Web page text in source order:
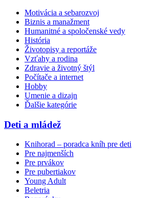
Motivácia a sebarozvoj
Biznis a manažment
Humanitné a spoločenské vedy
História
Životopisy a reportáže
Vzťahy a rodina
Zdravie a životný štýl
Počítače a internet
Hobby
Umenie a dizajn
Ďalšie kategórie
Deti a mládež
Knihorad – poradca kníh pre deti
Pre najmenších
Pre prvákov
Pre pubertiakov
Young Adult
Beletria